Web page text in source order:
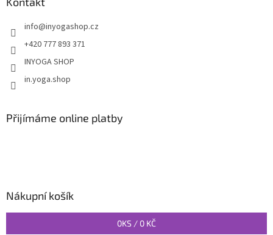
info@inyogashop.cz
+420 777 893 371
INYOGA SHOP
in.yoga.shop
Přijímáme online platby
Nákupní košík
0KS / 0 KČ